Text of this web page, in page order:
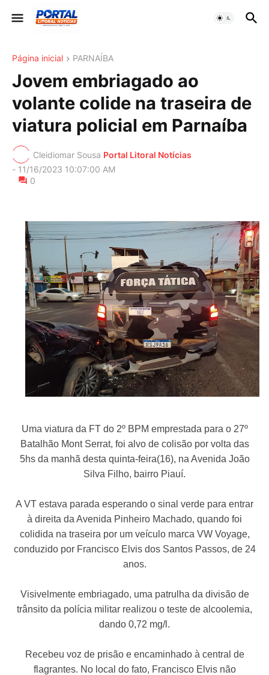
Página inicial PARNAÍBA
Jovem embriagado ao
volante colide na traseira de
viatura policial em Parnaíba
Cleidiomar Sousa Portal Litoral Notícias
- 11/16/2023 10:07:00 AM
0
Uma viatura da FT do 2º BPM emprestada para o 27º
Batalhão Mont Serrat, foi alvo de colisão por volta das
5hs da manhã desta quinta-feira(16), na Avenida João
Silva Filho, bairro Piauí.
A VT estava parada esperando o sinal verde para entrar
à direita da Avenida Pinheiro Machado, quando foi
colidida na traseira por um veículo marca VW Voyage,
conduzido por Francisco Elvis dos Santos Passos, de 24
anos.
Visivelmente embriagado, uma patrulha da divisão de
trânsito da polícia militar realizou o teste de alcoolemia,
dando 0,72 mg/l.
Recebeu voz de prisão e encaminhado à central de
flagrantes. No local do fato, Francisco Elvis não